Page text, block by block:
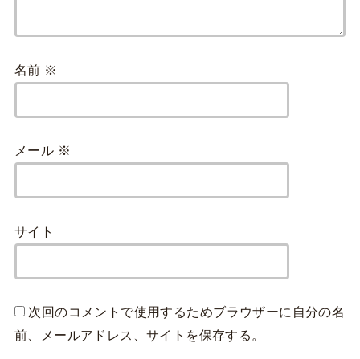
名前 ※
メール ※
サイト
次回のコメントで使用するためブラウザーに自分の名
前、メールアドレス、サイトを保存する。